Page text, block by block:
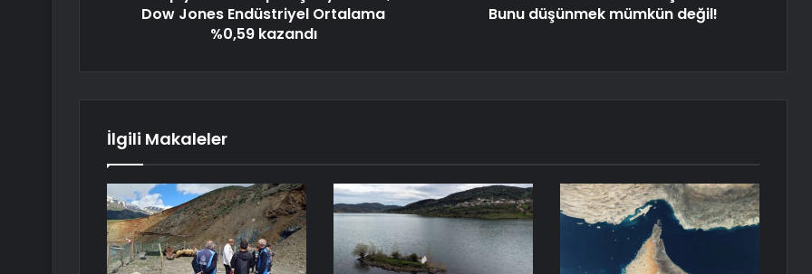
Dow Jones Endüstriyel Ortalama
%0,59 kazandı
Bunu düşünmek mümkün değil!
İlgili Makaleler